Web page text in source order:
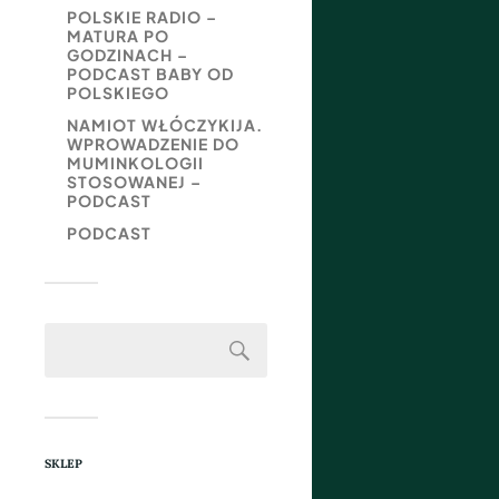
POLSKIE RADIO –
MATURA PO
GODZINACH –
PODCAST BABY OD
POLSKIEGO
NAMIOT WŁÓCZYKIJA.
WPROWADZENIE DO
MUMINKOLOGII
STOSOWANEJ –
PODCAST
PODCAST
SKLEP